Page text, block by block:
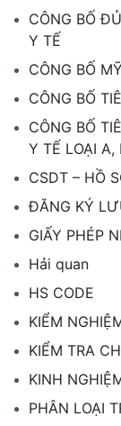
CÔNG BỐ
Y TẾ
CÔNG BỐ
CÔNG BỐ
CÔNG BỐ
Y TẾ LOẠI A,
CSDT – HỒ
ĐĂNG KÝ
GIẤY PHÉP
Hải quan
HS CODE
KIỂM
KIỂM TRA
KINH
PHÂN LOẠI